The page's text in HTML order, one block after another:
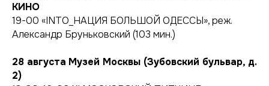
КИНО
19-00 «INTO_НАЦИЯ БОЛЬШОЙ ОДЕССЫ», реж.
Александр Бруньковский (103 мин.)
28 августа Музей Москвы (Зубовский бульвар, д.
2)